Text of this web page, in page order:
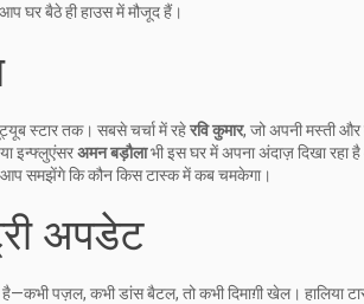
घर बैठे ही हाउस में मौजूद हैं।
स्टार तक। सबसे चर्चा में रहेरवि कुमार, जो अपनी मस्ती
इन्फ्लुएंसरअमन बड़ौलाभी इस घर में अपना अंदाज़ दिखा रहा
समझेंगे कि कौन किस टास्क में कब चमकेगा।
अपडेट
पज़ल, कभी डांस बैटल, तो कभी दिमाग़ी खेल। हालिया